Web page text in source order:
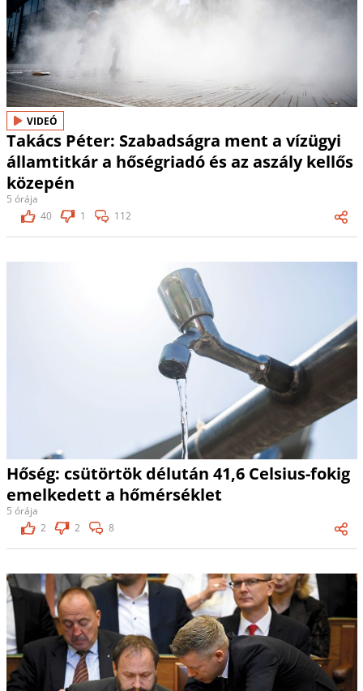
VIDEÓ
Takács Péter: Szabadságra ment a vízügyi
államtitkár a hőségriadó és az aszály kellős
közepén
5 órája
40
1 112
Hőség: csütörtök délután 41,6 Celsius-fokig
emelkedett a hőmérséklet
5 órája
2
2 8